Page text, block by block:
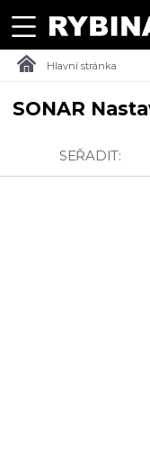
Hlavní stránka
SONAR
SEŘADIT: